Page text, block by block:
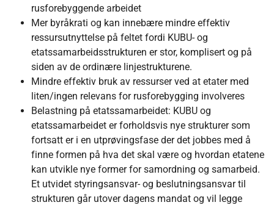
rusforebyggende arbeidet
Mer byråkrati og kan innebære mindre effektiv
ressursutnyttelse på feltet fordi KUBU- og
etatssamarbeidsstrukturen er stor, komplisert og på
siden av de ordinære linjestrukturene.
Mindre effektiv bruk av ressurser ved at etater med
liten/ingen relevans for rusforebygging involveres
Belastning på etatssamarbeidet: KUBU og
etatssamarbeidet er forholdsvis nye strukturer som
fortsatt er i en utprøvingsfase der det jobbes med å
finne formen på hva det skal være og hvordan etatene
kan utvikle nye former for samordning og samarbeid.
Et utvidet styringsansvar- og beslutningsansvar til
strukturen går utover dagens mandat og vil legge